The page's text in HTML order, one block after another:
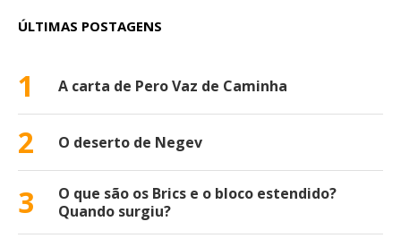
ÚLTIMAS POSTAGENS
1 A carta de Pero Vaz de Caminha
2 O deserto de Negev
3
O que são os Brics e o bloco estendido?
Quando surgiu?